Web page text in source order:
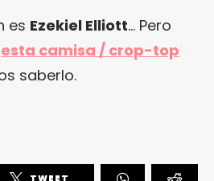
es Ezekiel Elliott… Pero
esta camisa / crop-top
saberlo.
TWEET